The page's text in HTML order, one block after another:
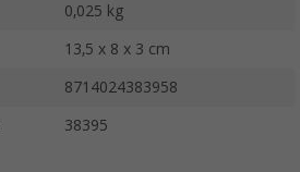
0,025 kg
13,5 x 8 x 3 cm
8714024383958
38395